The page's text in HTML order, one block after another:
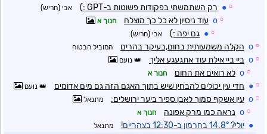
☼
● רק השתמשתי בפקודות פשוטות ב-GPT :) אבי (חריש)
☼
o עוד ניסיון לא כל כך מוצלח חנוך א
☼
● גם יפה :) אבי (חריש)
☼
o הקלה משמעותית בחום,בעיקר בהרים המוביל הבטוח
☼
o ביי ביי אילת עוד אתגעגע אליך נועם
☼
o לא רואים את החום חנוך א
☼
● חדי עין יכולים להבחין שיש בתוך האגם הזה גם מים אדומים נועם
☼
o עין אשקף סמוך לאבן ספיר ביער ירושלים: מתנאל
☼
o נראה כמו מרק אפונה חנוך א
● יולי? 14.8° בחרמון ב-12:30 בצהריים! מתנאל